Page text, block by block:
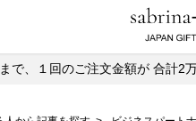
で、１回のご注文金額が 合計2